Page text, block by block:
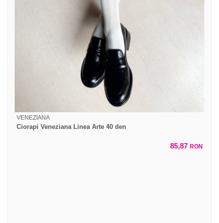
VENEZIANA
Ciorapi Veneziana Linea Arte 40 den
85,87 RON